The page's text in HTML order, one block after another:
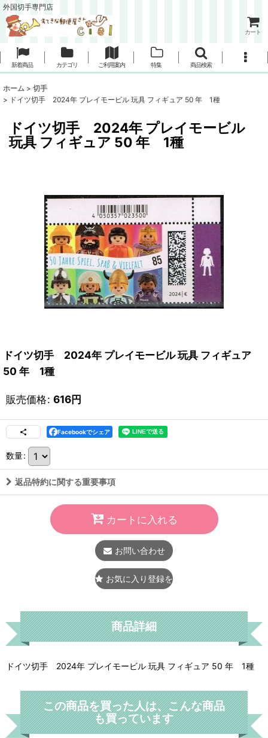
外国切手専門店
カート
新着商品 カテゴリ ご利用案内 特集 商品検索
ホーム > 切手
> ドイツ切手 2024年 プレイモービル 玩具 フィギュア 50 年 1種
ドイツ切手 2024年 プレイモービル
玩具 フィギュア 50 年 1種
ドイツ切手 2024年 プレイモービル 玩具 フィギュア
50 年 1種
販売価格: 616円
Facebookでシェア
数量:
返品特約に関する重要事項
カートに入れる
お問い合わせ
お気に入り登録をする
商品詳細
ドイツ切手 2024年 プレイモービル 玩具 フィギュア 50 年 1種
この商品を買った人は、こんな商品
も買っています